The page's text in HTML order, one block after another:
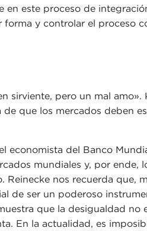
este proceso de
y controlar el proceso
sirviente, pero un mal
que los mercados deben
del Banco
mundiales y, por ende,
nos recuerda que,
de ser un poderoso
que la desigualdad no
En la actualidad, es